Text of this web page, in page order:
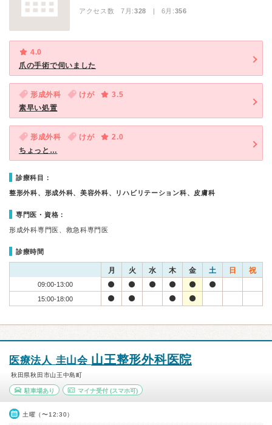
アクセス数 7月:328 | 6月:356
4.0
爪の手術で伺いました
形成外科 けが
3.5
素早い処置
形成外科 けが
2.0
ちょっと…
診療科目：
整形外科、形成外科、美容外科、リハビリテーション科、皮膚科
専門医・資格：
形成外科専門医、救急科専門医
診療時間
月 火 水 木 金 土 日 祝
09:00-13:00
15:00-18:00
医療法人 圭山会 山王整形外科医院
秋田県秋田市山王中島町
駐車場あり マイナ受付(スマホ可)
土曜（〜12:30）